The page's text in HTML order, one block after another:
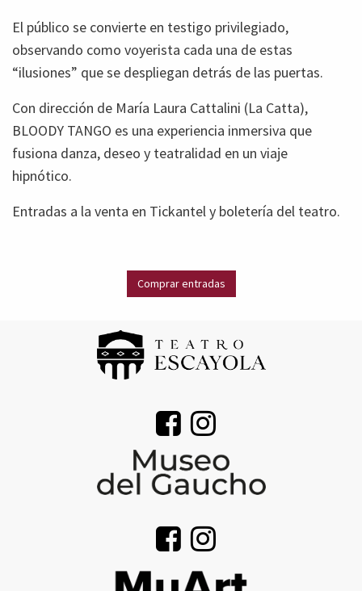
El público se convierte en testigo privilegiado,
observando como voyerista cada una de estas
“ilusiones” que se despliegan detrás de las puertas.
Con dirección de María Laura Cattalini (La Catta),
BLOODY TANGO es una experiencia inmersiva que
fusiona danza, deseo y teatralidad en un viaje
hipnótico.
Entradas a la venta en Tickantel y boletería del teatro.
Comprar entradas